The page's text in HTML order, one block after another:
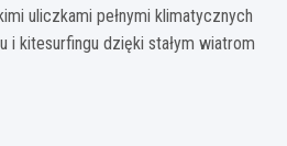
uliczkami pełnymi klimatycznych
i kitesurfingu dzięki stałym wiatrom